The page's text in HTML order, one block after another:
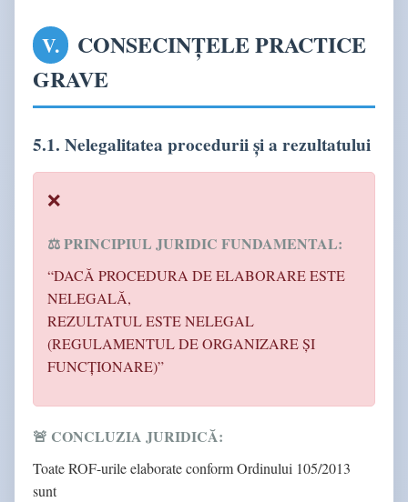
V.
CONSECINȚELE PRACTICE
GRAVE
5.1. Nelegalitatea procedurii și a rezultatului
⚖️ PRINCIPIUL JURIDIC FUNDAMENTAL:
“DACĂ PROCEDURA DE ELABORARE ESTE
NELEGALĂ,
REZULTATUL ESTE NELEGAL
(REGULAMENTUL DE ORGANIZARE ȘI
FUNCȚIONARE)”
🚨 CONCLUZIA JURIDICĂ:
Toate ROF-urile elaborate conform Ordinului 105/2013
sunt